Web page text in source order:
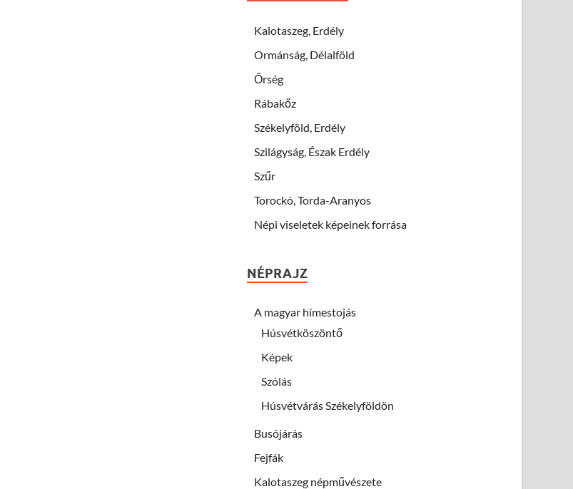
Kalotaszeg, Erdély
Ormánság, Délalföld
Őrség
Rábakőz
Székelyföld, Erdély
Szilágyság, Észak Erdély
Szűr
Torockó, Torda-Aranyos
Népi viseletek képeinek forrása
NÉPRAJZ
A magyar hímestojás
Húsvétköszöntő
Képek
Szólás
Húsvétvárás Székelyföldön
Busójárás
Fejfák
Kalotaszeg népművészete